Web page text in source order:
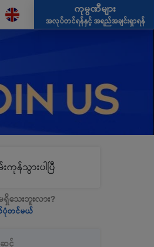
ကုမ္ပဏီများ
အလုပ်တင်ရန်နှင့် အရည်အချင်းရှာရန်
န်သွားပါပြီ
သေးဘူးလား?
ပုံတင်မယ်
င့်